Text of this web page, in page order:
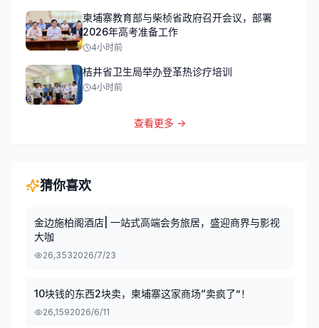
柬埔寨教育部与柴桢省政府召开会议，部署
2026年高考准备工作
4小时前
桔井省卫生局举办登革热诊疗培训
4小时前
查看更多 →
猜你喜欢
金边施柏阁酒店| 一站式高端会务旅居，盛迎商界与影视
大咖
26,3532026/7/23
10块钱的东西2块卖，柬埔寨这家商场“卖疯了”！
26,1592026/6/11